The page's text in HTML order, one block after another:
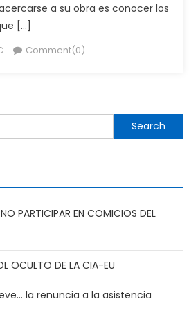
a su obra es conocer los
[…]
Comment(0)
PARTICIPAR EN COMICIOS DEL
OCULTO DE LA CIA-EU
la renuncia a la asistencia